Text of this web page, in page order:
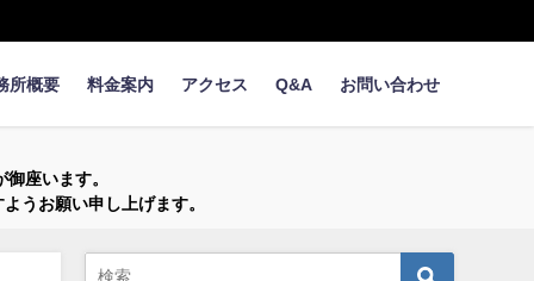
所概要 料金案内 アクセス Q&A お問い合わせ
座います。
うお願い申し上げます。